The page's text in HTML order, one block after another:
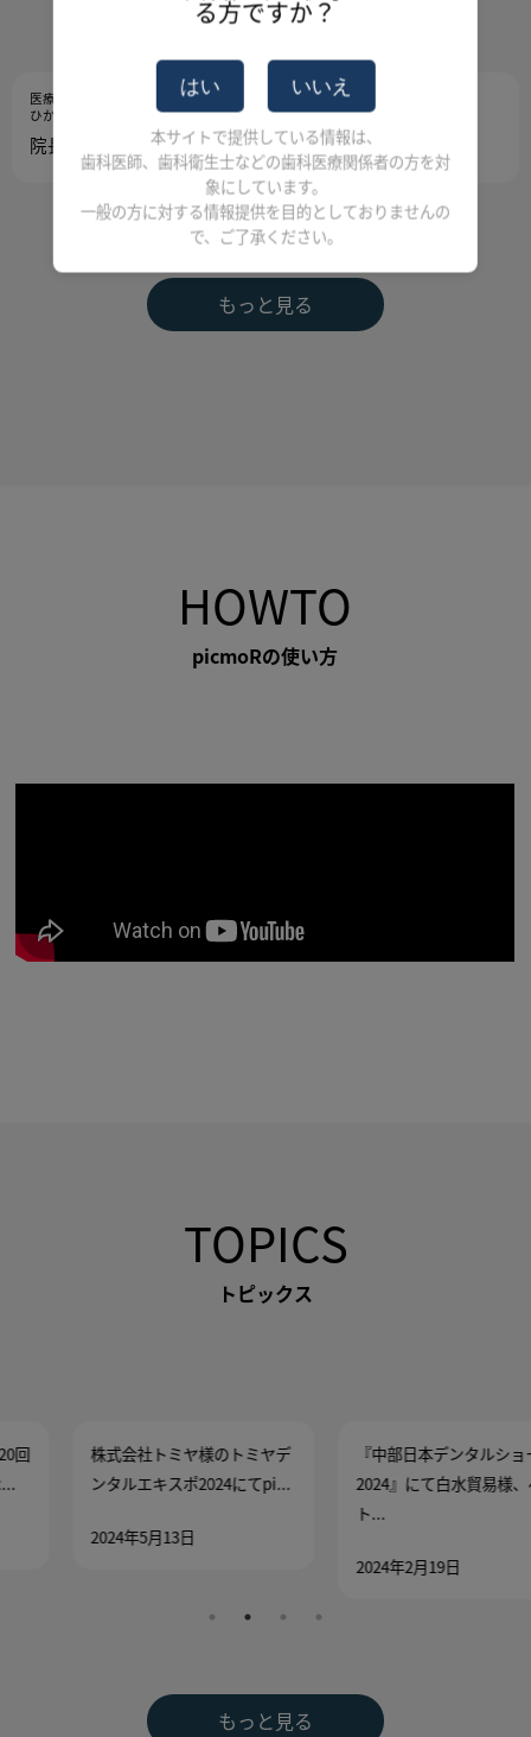
医療法人
ひかり歯科クリニック
院長 富永 知穂 Dr
高田歯科
高橋 規子 DH
もっと見る
HOWTO
picmoRの使い方
TOPICS
トピックス
株式会社トミヤ様のトミヤデ
ンタルエキスポ2024にてpi...
2024年5月13日
『中部日本デンタルショー
2024』にて白水貿易様、ペン
2024年2月19日
もっと見る
る方ですか？
はい いいえ
本サイトで提供している情報は、
歯科医師、歯科衛生士などの歯科医療関係者の方を対
象にしています。
一般の方に対する情報提供を目的としておりませんの
で、ご了承ください。